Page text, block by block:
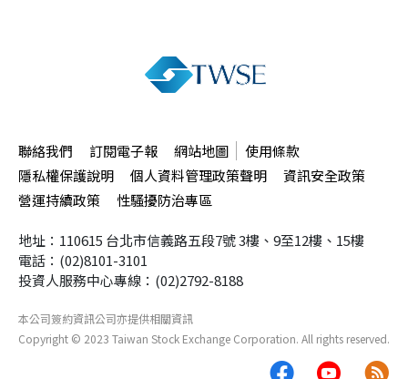
聯絡我們 訂閱電子報 網站地圖
使用條款
隱私權保護說明
個人資料管理政策聲明
資訊安全政策
營運持續政策
性騷擾防治專區
地址：110615 台北市信義路五段7號3樓、9至12樓、15樓
電話：(02)8101-3101
投資人服務中心專線：(02)2792-8188
本公司簽約資訊公司亦提供相關資訊
Copyright © 2023 Taiwan Stock Exchange Corporation. All rights reserved.